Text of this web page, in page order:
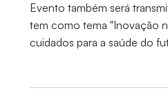
Evento também será
tem como tema "Inovação
cuidados para a saúde do